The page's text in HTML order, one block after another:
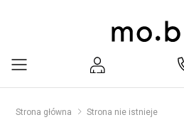
Menu
Strona główna Strona nie istnieje